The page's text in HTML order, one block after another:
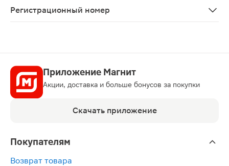
Регистрационный номер
Приложение Магнит
Акции, доставка и больше бонусов за покупки
Скачать приложение
Покупателям
Возврат товара